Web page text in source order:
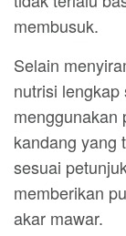
membusuk.
Selain
nutrisi
menggunakan
kandang yang
sesuai
memberikan
akar mawar.